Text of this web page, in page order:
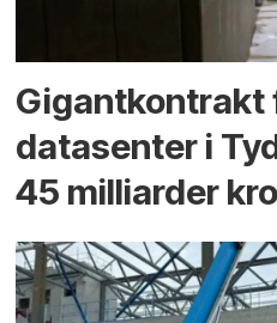
Gigantkontrakt
datasenter i
45 milliarder